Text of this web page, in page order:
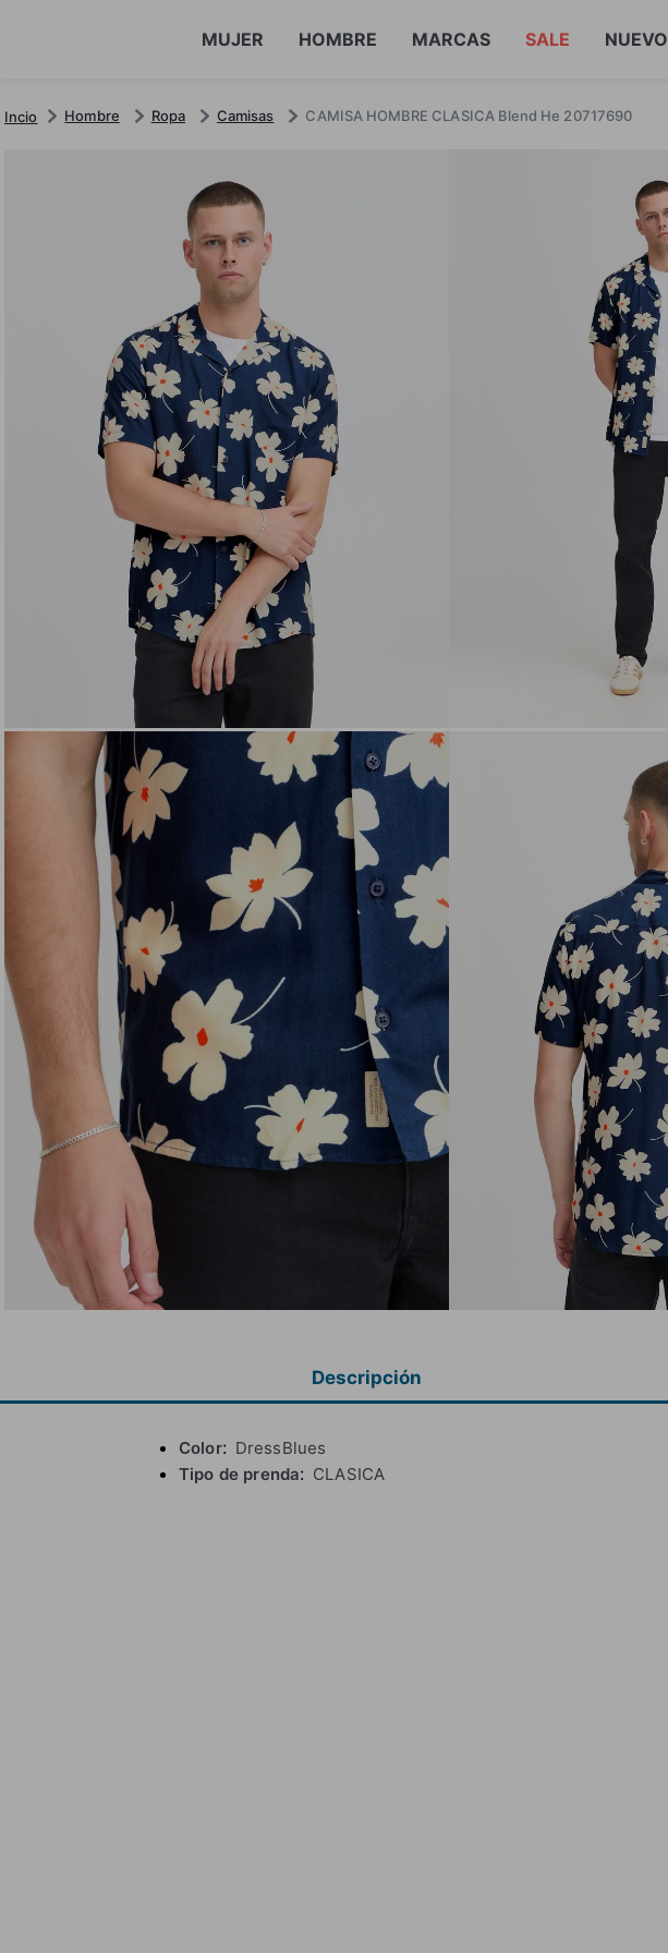
MUJER HOMBRE MARCAS SALE NUEVO
Hombre Ropa Camisas CAMISA HOMBRE CLASICA Blend He 20717690
Descripción
Color
DressBlues
Tipo de prenda
CLASICA